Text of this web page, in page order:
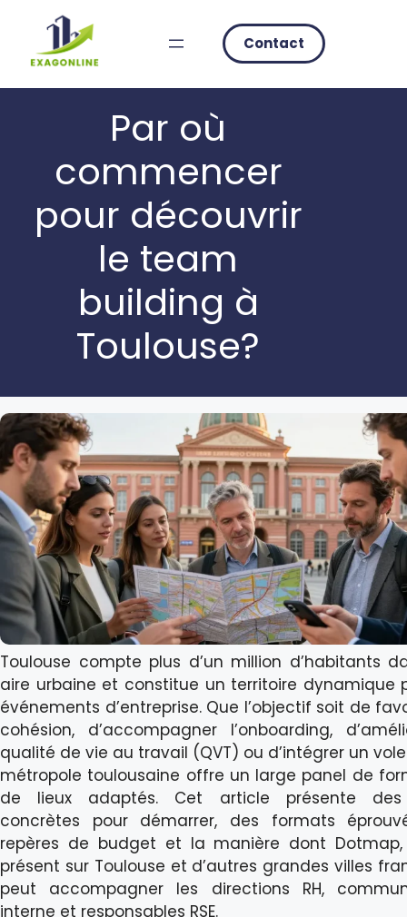
content
Contact
Par où
commencer
pour découvrir
le team
building à
Toulouse?
Toulouse compte plus d’un million d’habitants
aire urbaine et constitue un territoire dynamique
événements d’entreprise. Que l’objectif soit de
cohésion, d’accompagner l’onboarding,
qualité de vie au travail (QVT) ou d’intégrer un volet
métropole toulousaine offre un large panel de
de lieux adaptés. Cet article présente des
concrètes pour démarrer, des formats
repères de budget et la manière dont
présent sur Toulouse et d’autres grandes villes
peut accompagner les directions RH,
interne et responsables RSE.